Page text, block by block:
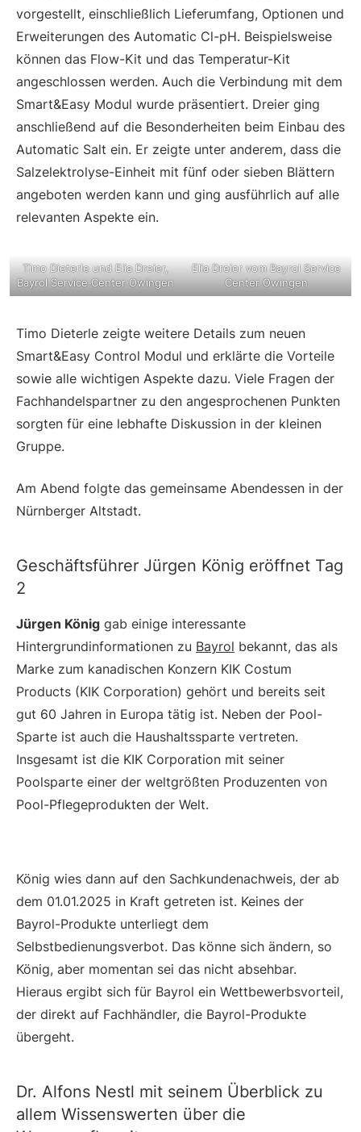
vorgestellt, einschließlich Lieferumfang, Optionen und
Erweiterungen des Automatic Cl-pH. Beispielsweise
können das Flow-Kit und das Temperatur-Kit
angeschlossen werden. Auch die Verbindung mit dem
Smart&Easy Modul wurde präsentiert. Dreier ging
anschließend auf die Besonderheiten beim Einbau des
Automatic Salt ein. Er zeigte unter anderem, dass die
Salzelektrolyse-Einheit mit fünf oder sieben Blättern
angeboten werden kann und ging ausführlich auf alle
relevanten Aspekte ein.
Timo Dieterle und Elia Dreier,
Bayrol Service Center Owingen
Elia Dreier vom Bayrol Service
Center Owingen
Timo Dieterle zeigte weitere Details zum neuen
Smart&Easy Control Modul und erklärte die Vorteile
sowie alle wichtigen Aspekte dazu. Viele Fragen der
Fachhandelspartner zu den angesprochenen Punkten
sorgten für eine lebhafte Diskussion in der kleinen
Gruppe.
Am Abend folgte das gemeinsame Abendessen in der
Nürnberger Altstadt.
Geschäftsführer Jürgen König eröffnet Tag
2
Jürgen König gab einige interessante
Hintergrundinformationen zu Bayrol bekannt, das als
Marke zum kanadischen Konzern KIK Costum
Products (KIK Corporation) gehört und bereits seit
gut 60 Jahren in Europa tätig ist. Neben der Pool-
Sparte ist auch die Haushaltssparte vertreten.
Insgesamt ist die KIK Corporation mit seiner
Poolsparte einer der weltgrößten Produzenten von
Pool-Pflegeprodukten der Welt.
König wies dann auf den Sachkundenachweis, der ab
dem 01.01.2025 in Kraft getreten ist. Keines der
Bayrol-Produkte unterliegt dem
Selbstbedienungsverbot. Das könne sich ändern, so
König, aber momentan sei das nicht absehbar.
Hieraus ergibt sich für Bayrol ein Wettbewerbsvorteil,
der direkt auf Fachhändler, die Bayrol-Produkte
übergeht.
Dr. Alfons Nestl mit seinem Überblick zu
allem Wissenswerten über die